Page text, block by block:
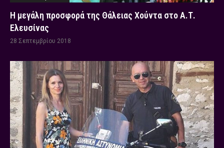
Η μεγάλη προσφορά της Θάλειας Χούντα στο Α.Τ.
Ελευσίνας
28 Σεπτεμβρίου 2018